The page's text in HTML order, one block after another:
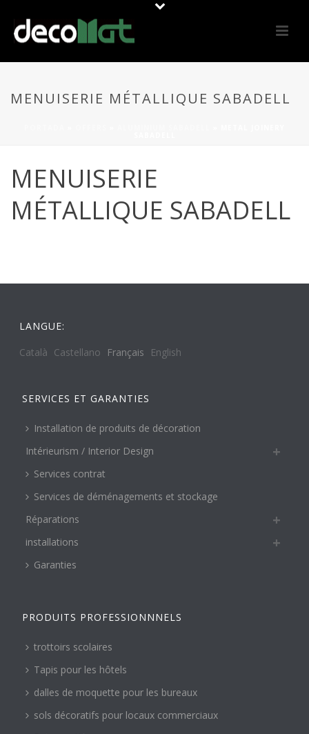
MENUISERIE MÉTALLIQUE SABADELL
MENUISERIE
MÉTALLIQUE SABADELL
LANGUE:
Català Castellano Français English
SERVICES ET GARANTIES
Installation de produits de décoration
Intérieurism / Interior Design
Services contrat
Services de déménagements et stockage
Réparations
installations
Garanties
PRODUITS PROFESSIONNNELS
trottoirs scolaires
Tapis pour les hôtels
dalles de moquette pour les bureaux
sols décoratifs pour locaux commerciaux